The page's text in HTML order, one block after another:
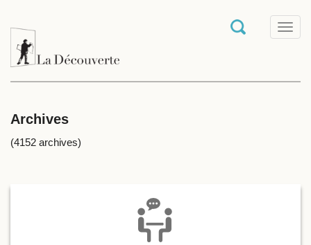
T
o
Archives
(4152 archives)